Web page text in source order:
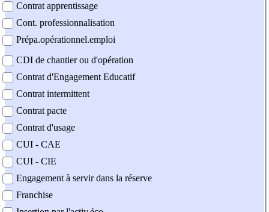
Contrat apprentissage
Cont. professionnalisation
Prépa.opérationnel.emploi
CDI de chantier ou d'opération
Contrat d'Engagement Educatif
Contrat intermittent
Contrat pacte
Contrat d'usage
CUI - CAE
CUI - CIE
Engagement à servir dans la réserve
Franchise